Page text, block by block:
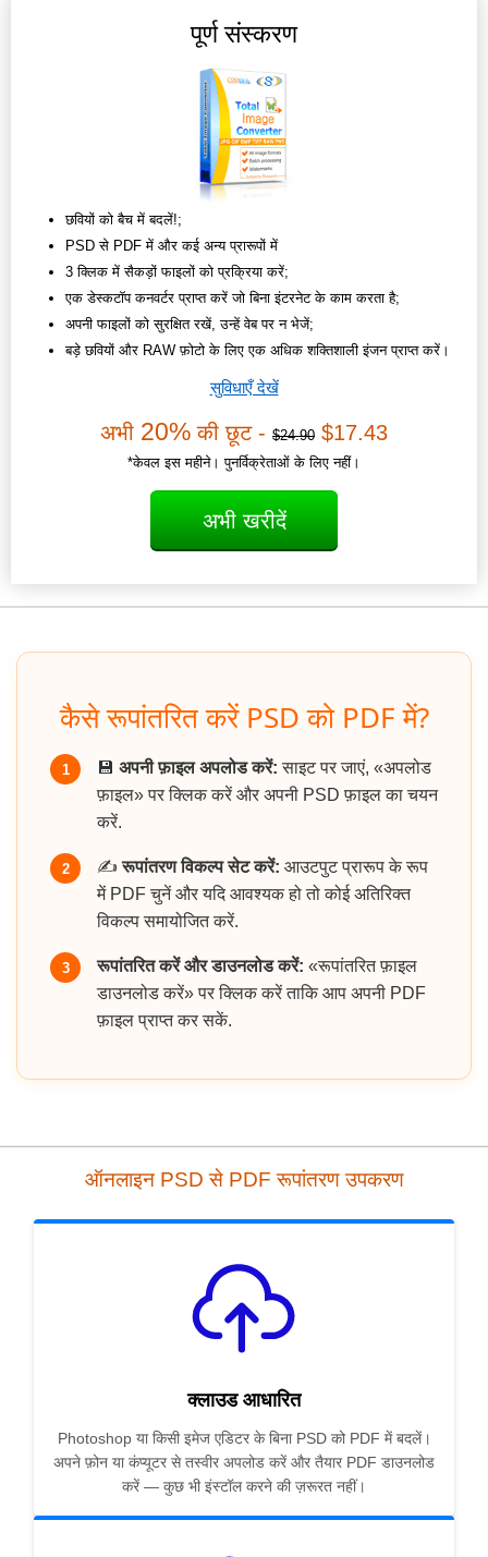
पूर्ण संस्करण
छवियों को बैच में बदलें!;
PSD से PDF में और कई अन्य प्रारूपों में
3 क्लिक में सैकड़ों फाइलों को प्रक्रिया करें;
एक डेस्कटॉप कनवर्टर प्राप्त करें जो बिना इंटरनेट के काम करता है;
अपनी फाइलों को सुरक्षित रखें, उन्हें वेब पर न भेजें;
बड़े छवियों और RAW फ़ोटो के लिए एक अधिक शक्तिशाली इंजन प्राप्त करें।
सुविधाएँ देखें
अभी 20% की छूट - $24.90 $17.43
*केवल इस महीने। पुनर्विक्रेताओं के लिए नहीं।
अभी खरीदें
कैसे रूपांतरित करें PSD को PDF में?
1 💾 अपनी फ़ाइल अपलोड करें: साइट पर जाएं, «अपलोड
फ़ाइल» पर क्लिक करें और अपनी PSD फ़ाइल का चयन
करें.
2 ✍️रूपांतरण विकल्प सेट करें: आउटपुट प्रारूप के रूप
में PDF चुनें और यदि आवश्यक हो तो कोई अतिरिक्त
विकल्प समायोजित करें.
3 रूपांतरित करें और डाउनलोड करें: «रूपांतरित फ़ाइल
डाउनलोड करें» पर क्लिक करें ताकि आप अपनी PDF
फ़ाइल प्राप्त कर सकें.
ऑनलाइन PSD से PDF रूपांतरण उपकरण
क्लाउड आधारित
Photoshop या किसी इमेज एडिटर के बिना PSD को PDF में बदलें।
अपने फ़ोन या कंप्यूटर से तस्वीर अपलोड करें और तैयार PDF डाउनलोड
करें — कुछ भी इंस्टॉल करने की ज़रूरत नहीं।